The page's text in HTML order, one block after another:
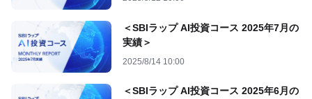
＜SBIラップ AI投資コース 2025年7月の
実績＞
2025/8/14 10:00
＜SBIラップ AI投資コース 2025年6月の